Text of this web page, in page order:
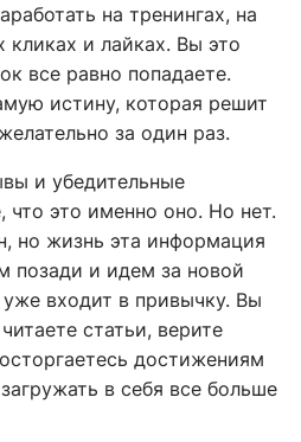
на тренингах, на
кликах и лайках. Вы это
все равно попадаете.
истину, которая решит
за один раз.
и убедительные
что это именно оно. Но нет.
но жизнь эта информация
позади и идем за новой
входит в привычку. Вы
статьи, верите
достижениям
в себя все больше